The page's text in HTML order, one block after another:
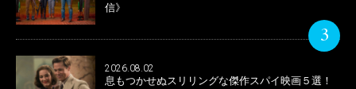
信》
3
2026.08.02
息もつかせぬスリリングな傑作スパイ映画５選！